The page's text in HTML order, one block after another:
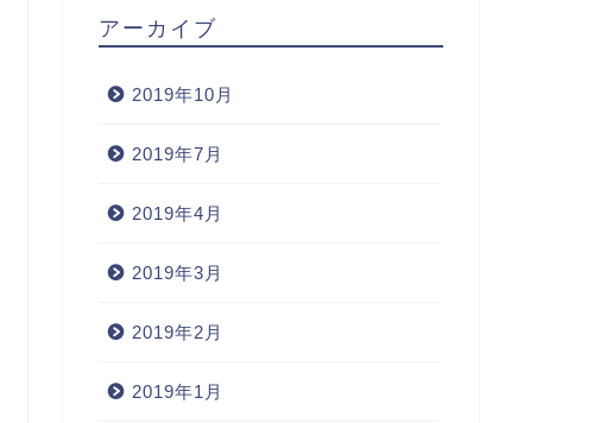
アーカイブ
2019年10月
2019年7月
2019年4月
2019年3月
2019年2月
2019年1月